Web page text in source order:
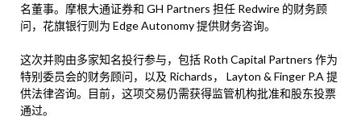
名董事。摩根大通证券和 GH Partners 担任 Redwire 的财务顾
问，花旗银行则为 Edge Autonomy 提供财务咨询。
这次并购由多家知名投行参与，包括 Roth Capital Partners 作为
特别委员会的财务顾问，以及 Richards， Layton & Finger P.A 提
供法律咨询。目前，这项交易仍需获得监管机构批准和股东投票
通过。